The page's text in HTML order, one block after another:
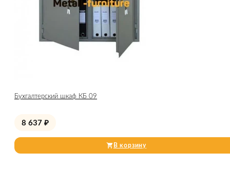
Бухгалтерский шкаф КБ 09
8 637 ₽
В корзину